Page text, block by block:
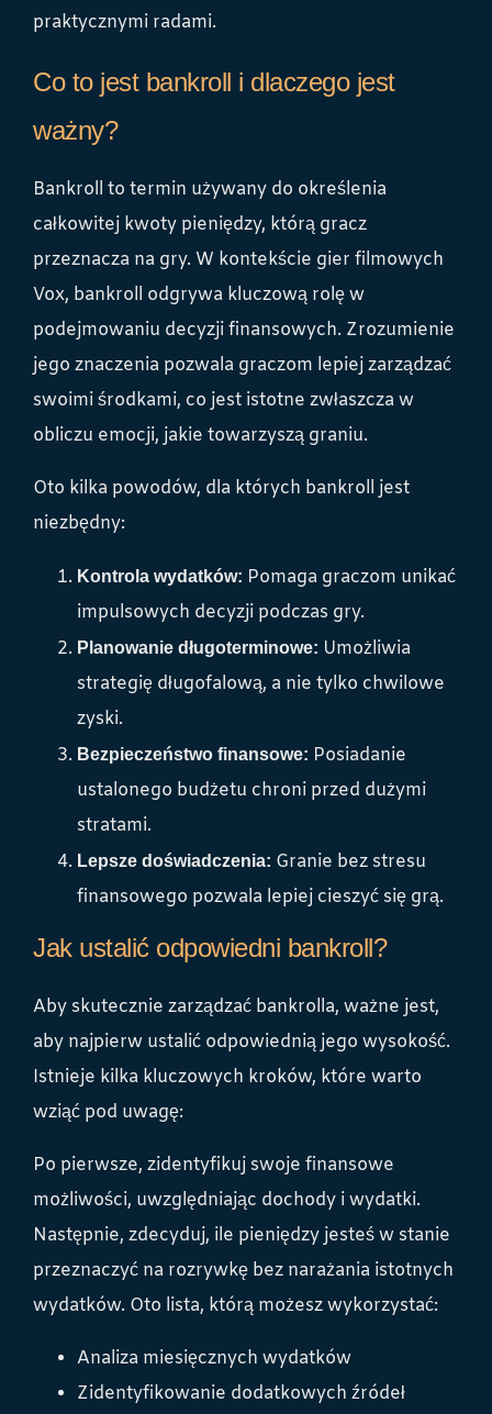
praktycznymi radami.
Co to jest bankroll i dlaczego jest
ważny?
Bankroll to termin używany do określenia
całkowitej kwoty pieniędzy, którą gracz
przeznacza na gry. W kontekście gier filmowych
Vox, bankroll odgrywa kluczową rolę w
podejmowaniu decyzji finansowych. Zrozumienie
jego znaczenia pozwala graczom lepiej zarządzać
swoimi środkami, co jest istotne zwłaszcza w
obliczu emocji, jakie towarzyszą graniu.
Oto kilka powodów, dla których bankroll jest
niezbędny:
Kontrola wydatków: Pomaga graczom unikać
impulsowych decyzji podczas gry.
Planowanie długoterminowe: Umożliwia
strategię długofalową, a nie tylko chwilowe
zyski.
Bezpieczeństwo finansowe: Posiadanie
ustalonego budżetu chroni przed dużymi
stratami.
Lepsze doświadczenia: Granie bez stresu
finansowego pozwala lepiej cieszyć się grą.
Jak ustalić odpowiedni bankroll?
Aby skutecznie zarządzać bankrolla, ważne jest,
aby najpierw ustalić odpowiednią jego wysokość.
Istnieje kilka kluczowych kroków, które warto
wziąć pod uwagę:
Po pierwsze, zidentyfikuj swoje finansowe
możliwości, uwzględniając dochody i wydatki.
Następnie, zdecyduj, ile pieniędzy jesteś w stanie
przeznaczyć na rozrywkę bez narażania istotnych
wydatków. Oto lista, którą możesz wykorzystać:
Analiza miesięcznych wydatków
Zidentyfikowanie dodatkowych źródeł